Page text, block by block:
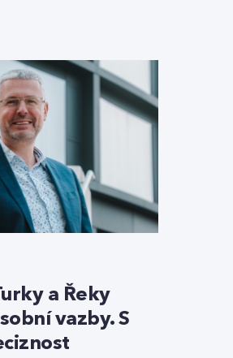
a Řeky
vazby. S